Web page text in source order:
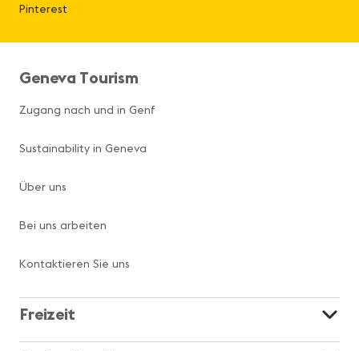
Pinterest
Geneva Tourism
Zugang nach und in Genf
Sustainability in Geneva
Über uns
Bei uns arbeiten
Kontaktieren Sie uns
Freizeit